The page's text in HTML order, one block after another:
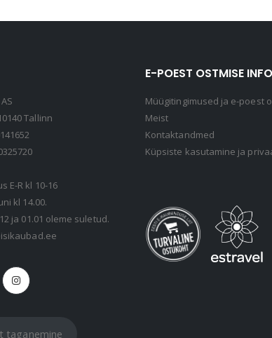
Tallinn
E-R kl 10-16
kl 14.00.
ja 01.01 oleme suletud.
taganemine
E-POEST OSTMISE INFO
Müügitingimused ja e-poest
Meist
Kontaktandmed
Küpsiste kasutamine ja